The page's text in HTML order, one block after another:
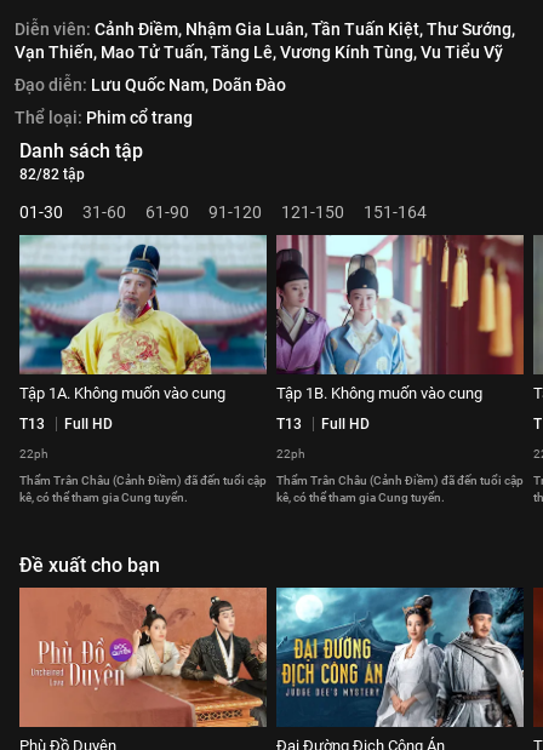
Diễn viên: Cảnh Điềm, Nhậm Gia Luân,Tần Tuấn Kiệt,Thư Sướng,
Vạn Thiến, Mao Tử Tuấn,Tăng Lê,Vương Kính Tùng,Vu Tiểu Vỹ
Đạo diễn: Lưu Quốc Nam, Doãn Đào
Thể loại: Phim cổ trang
Danh sách tập
82/82 tập
01-30 31-60 61-90 91-120 121-150 151-164
Tập 1A. Không muốn vào cung
T13 Full HD
22ph
Thẩm Trân Châu (Cảnh Điềm) đã đến tuổi cập
kê, có thể tham gia Cung tuyển.
Tập 1B. Không muốn vào cung
T13 Full HD
22ph
Thẩm Trân Châu (Cảnh Điềm) đã đến tuổi cập
kê, có thể tham gia Cung tuyển.
Đề xuất cho bạn
Phù Đồ Duyên Đại Đường Địch Công Án